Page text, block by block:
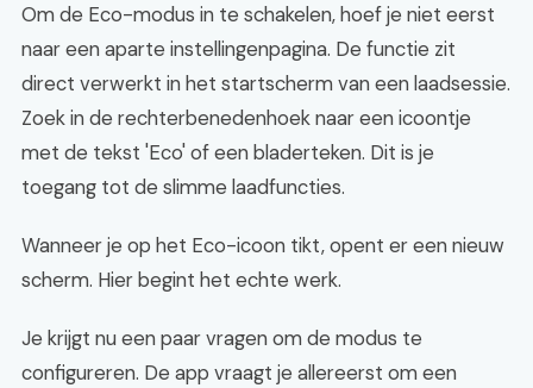
Om de Eco-modus in te schakelen, hoef je niet eerst
naar een aparte instellingenpagina. De functie zit
direct verwerkt in het startscherm van een laadsessie.
Zoek in de rechterbenedenhoek naar een icoontje
met de tekst 'Eco' of een bladerteken. Dit is je
toegang tot de slimme laadfuncties.
Wanneer je op het Eco-icoon tikt, opent er een nieuw
scherm. Hier begint het echte werk.
Je krijgt nu een paar vragen om de modus te
configureren. De app vraagt je allereerst om een